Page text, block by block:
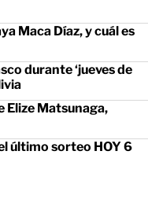
Maca Díaz, y cuál es
durante ‘jueves de
Elize Matsunaga,
último sorteo HOY 6